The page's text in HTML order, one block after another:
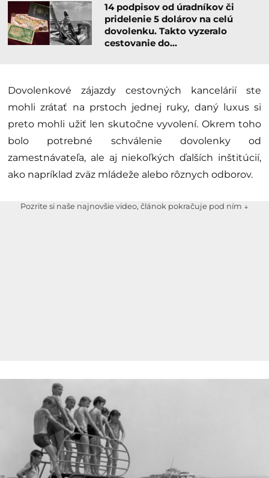
14 podpisov od úradníkov či
pridelenie 5 dolárov na celú
dovolenku. Takto vyzeralo
cestovanie do…
Dovolenkové zájazdy cestovných kancelárií ste
mohli zrátať na prstoch jednej ruky, daný luxus si
preto mohli užiť len skutočne vyvolení. Okrem toho
bolo potrebné schválenie dovolenky od
zamestnávateľa, ale aj niekoľkých ďalších inštitúcií,
ako napríklad zväz mládeže alebo rôznych odborov.
Pozrite si naše najnovšie video, článok pokračuje pod ním ↓